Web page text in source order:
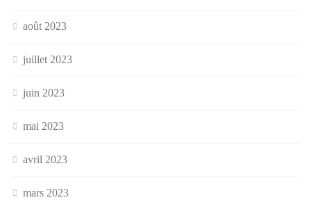
août 2023
juillet 2023
juin 2023
mai 2023
avril 2023
mars 2023